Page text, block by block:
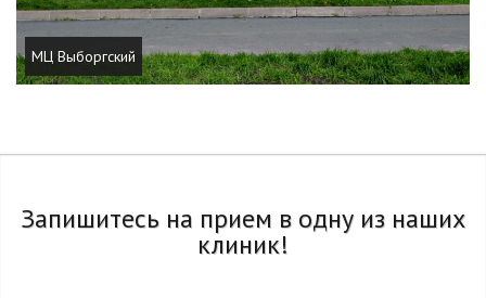
МЦ Выборгский
Запишитесь на прием в одну из наших
клиник!